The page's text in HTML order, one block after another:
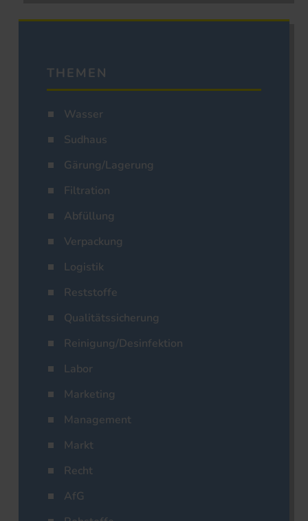
THEMEN
Wasser
Sudhaus
Gärung/Lagerung
Filtration
Abfüllung
Verpackung
Logistik
Reststoffe
Qualitätssicherung
Reinigung/Desinfektion
Labor
Marketing
Management
Markt
Recht
AfG